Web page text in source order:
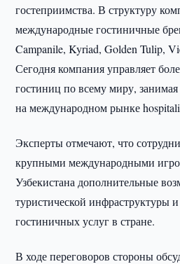
гостеприимства. В структуру
международные гостиничные
Campanile, Kyriad, Golden Tulip,
Сегодня компания управляет
гостиниц по всему миру,
на международном рынке
Эксперты отмечают, что
крупными международными
Узбекистана дополнительные
туристической инфраструктуры
гостиничных услуг в стране.
В ходе переговоров стороны